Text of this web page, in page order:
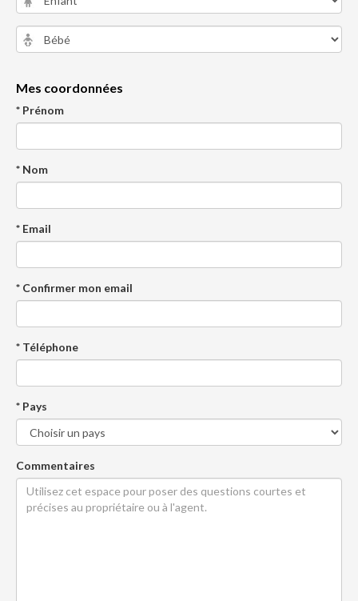
Mes coordonnées
* Prénom
* Nom
* Email
* Confirmer mon email
* Téléphone
* Pays
Commentaires